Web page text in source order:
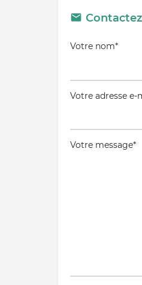
Votre nom*
Votre adresse e-
Votre message*